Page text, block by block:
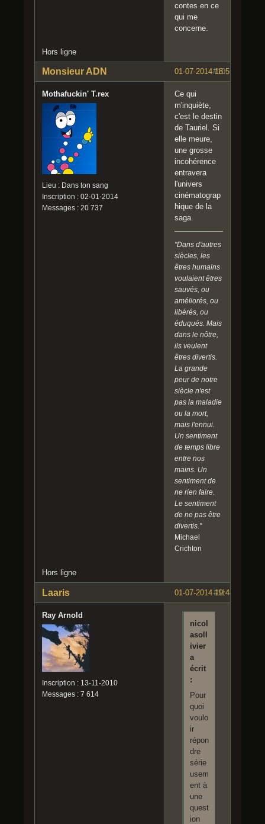
contes en ce
qui me
concerne.
Hors ligne
#10
01-07-2014 18:55:54
Monsieur ADN
Mothafuckin' T.rex
Lieu : Dans ton sang
Inscription : 02-01-2014
Messages : 20 737
Ce qui
m'inquiète,
c'est le destin
de Tauriel. Si
elle meure,
une grosse
incohérence
entravera
l'univers
cinématograp
hique de la
saga.
"Dans d'autres
siècles, les
êtres humains
voulaient êtres
sauvés, ou
améliorés, ou
libérés, ou
éduqués. Mais
dans le nôtre,
ils veulent
êtres divertis.
La grande
peur de notre
siècle n'est
pas la maladie
ou la mort,
mais l'ennui.
Un sentiment
de temps libre
entre nos
mains. Un
sentiment de
ne rien faire.
Le sentiment
de ne pas être
divertis."
Michael
Crichton
Hors ligne
#11
01-07-2014 19:48:22
Laaris
Ray Arnold
Inscription : 13-11-2010
Messages : 7 614
nicol
asoll
ivier
a
écrit
:
Pour
quoi
voulo
ir
répon
dre
série
usem
ent à
une
quest
ion